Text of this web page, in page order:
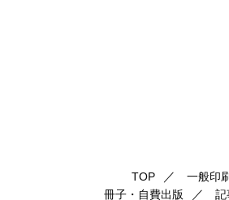
TOP
一般印刷
冊子・自費出版
記